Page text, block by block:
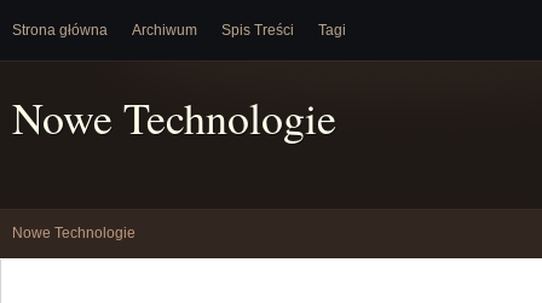
Strona główna Archiwum Spis Treści Tagi
Nowe Technologie
Nowe Technologie